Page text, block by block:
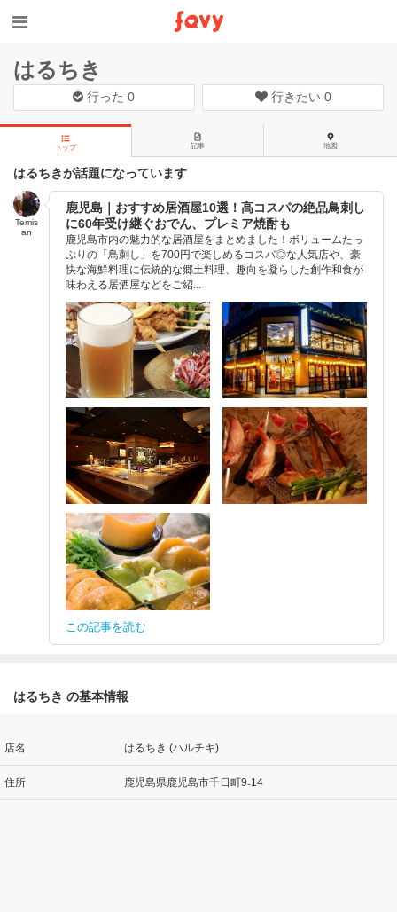
はるちき
行った0 行きたい 0
トップ 記事 地図
はるちきが話題になっています
Temis
an
鹿児島｜おすすめ居酒屋10選！高コスパの絶品鳥刺し
に60年受け継ぐおでん、プレミア焼酎も
鹿児島市内の魅力的な居酒屋をまとめました！ボリュームたっ
ぷりの「鳥刺し」を700円で楽しめるコスパ◎な人気店や、豪
快な海鮮料理に伝統的な郷土料理、趣向を凝らした創作和食が
味わえる居酒屋などをご紹...
この記事を読む
はるちき の基本情報
店名 はるちき (ハルチキ)
住所 鹿児島県鹿児島市千日町9₋14